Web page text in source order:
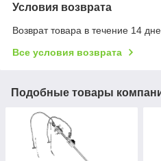
Условия возврата
Возврат товара в течение 14
Все условия возврата
Подобные товары